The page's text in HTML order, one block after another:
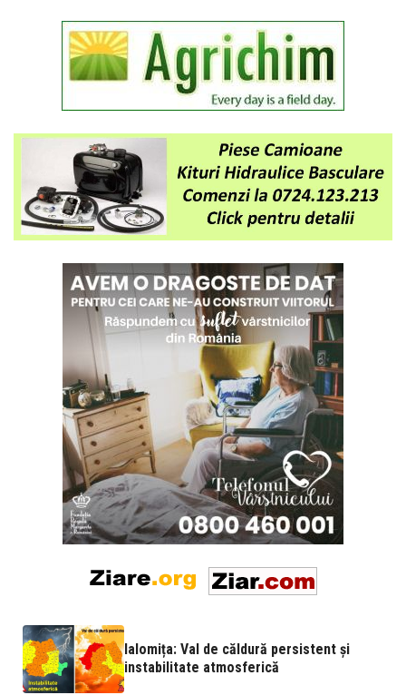
Ialomița: Val de căldură persistent și
instabilitate atmosferică